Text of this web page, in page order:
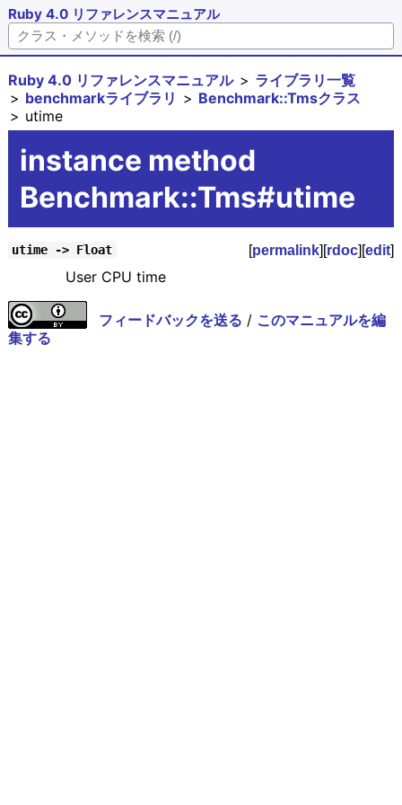
Ruby 4.0 リファレンスマニュアル
Ruby 4.0 リファレンスマニュアル
ライブラリ一覧
benchmarkライブラリ
Benchmark::Tmsクラス
utime
instance method
Benchmark::Tms#utime
utime -> Float [permalink][rdoc][edit]
User CPU time
フィードバックを送る / このマニュアルを編
集する